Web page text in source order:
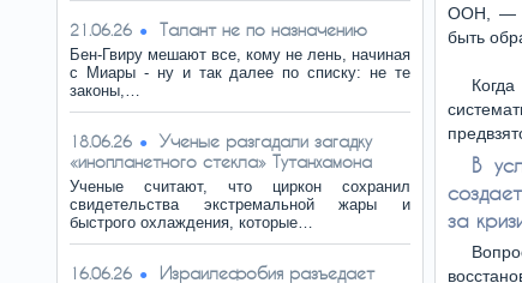
21.06.26 Талант не по назначению
Бен-Гвиру мешают все, кому не лень, начиная
с Миары - ну и так далее по списку: не те
законы,…
18.06.26
Ученые разгадали загадку
«инопланетного стекла» Тутанхамона
Ученые считают, что циркон сохранил
свидетельства экстремальной жары и
быстрого охлаждения, которые…
16.06.26
Израилефобия разъедает
ООН, —
быть
В
за